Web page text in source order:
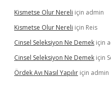
Kismetse Olur Nereli için admin
Kismetse Olur Nereli için Reis
Cinsel Seleksiyon Ne Demek için
Cinsel Seleksiyon Ne Demek için
Ördek Avı Nasıl Yapılır için admin